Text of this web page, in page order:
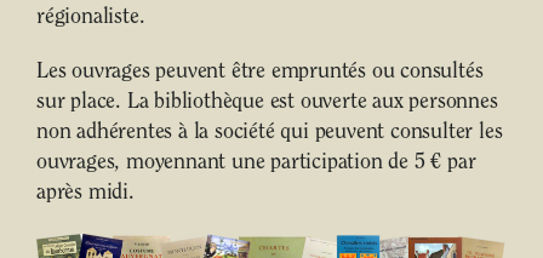
régionaliste.
Les ouvrages peuvent être empruntés ou consultés
sur place. La bibliothèque est ouverte aux personnes
non adhérentes à la société qui peuvent consulter les
ouvrages, moyennant une participation de 5 € par
après midi.